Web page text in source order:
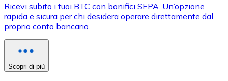
Ricevi subito i tuoi BTC con bonifici SEPA. Un’opzione
rapida e sicura per chi desidera operare direttamente dal
proprio conto bancario.
Scopri di più